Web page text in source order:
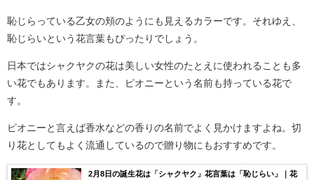
恥じらっている乙女の頬のようにも見えるカラーです。それゆえ、
恥じらいという花言葉もぴったりでしょう。
日本ではシャクヤクの花は美しい女性のたとえに使われることも多
い花でもあります。また、ピオニーという名前も持っている花で
す。
ピオニーと言えば香水などの香りの名前でよく見かけますよね。切
り花としてもよく流通しているので贈り物にもおすすめです。
2月8日の誕生花は「シャクヤク」花言葉は「恥じらい」｜花